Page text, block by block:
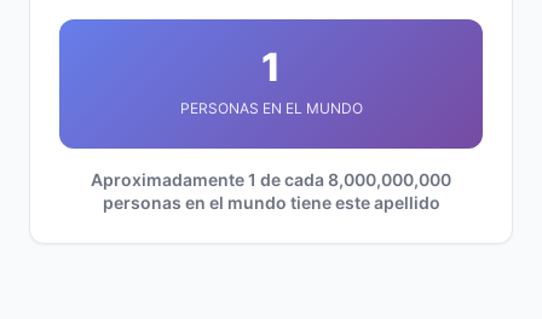
1
PERSONAS EN EL MUNDO
Aproximadamente 1 de cada 8,000,000,000
personas en el mundo tiene este apellido